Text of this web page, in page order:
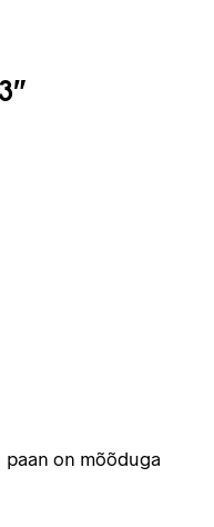
paan on mõõduga